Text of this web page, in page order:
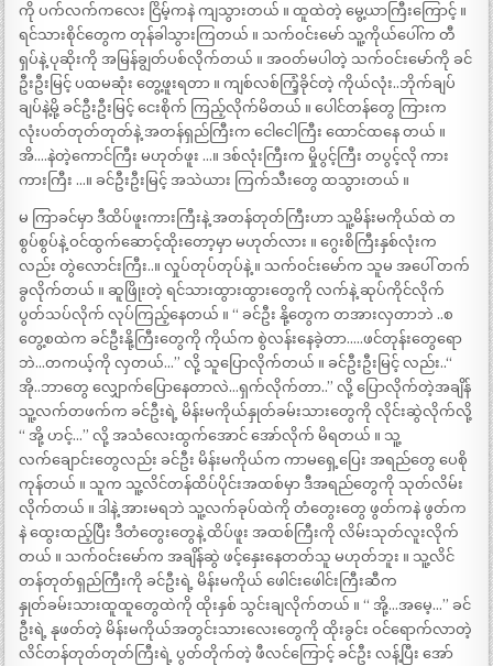
ကို ပက်လက်ကလေး ငြိမ့်ကနဲ ကျသွားတယ် ။ ထူထဲတဲ့ မွေ့ယာကြီးကြောင့် ။
ရင်သားစိုင်တွေက တုန်ခါသွားကြတယ် ။ သက်ဝင်းမော် သူ့ကိုယ်ပေါ်က တီ
ရှပ်နဲ့ ပုဆိုးကို အမြန်ချွတ်ပစ်လိုက်တယ် ။ အဝတ်မပါတဲ့ သက်ဝင်းမော်ကို ခင်
ဦးဦးမြင့် ပထမဆုံး တွေ့ဖူးရတာ ။ ကျစ်လစ်ကြံ့ခိုင်တဲ့ ကိုယ်လုံး..ဘိုက်ချပ်
ချပ်နဲ့မို့ ခင်ဦးဦးမြင့် ငေးစိုက် ကြည့်လိုက်မိတယ် ။ ပေါင်တန်တွေ ကြားက
လုံးပတ်တုတ်တုတ်နဲ့ အတန်ရှည်ကြီးက ငေါငေါကြီး ထောင်ထနေ တယ် ။
အိ….နဲတဲ့ကောင်ကြီး မဟုတ်ဖူး …။ ဒစ်လုံးကြီးက မှိုပွင့်ကြီး တပွင့်လို ကား
ကားကြီး …။ ခင်ဦးဦးမြင့် အသဲယား ကြက်သီးတွေ ထသွားတယ် ။
မ ကြာခင်မှာ ဒီထိပ်ဖူးကားကြီးနဲ့ အတန်တုတ်ကြီးဟာ သူ့မိန်းမကိုယ်ထဲ တ
စွပ်စွပ်နဲ့ ဝင်ထွက်ဆောင့်ထိုးတော့မှာ မဟုတ်လား ။ ဂွေးစိကြီးနှစ်လုံးက
လည်း တွဲလောင်းကြီး..။ လှုပ်တုပ်တုပ်နဲ့ ။ သက်ဝင်းမော်က သူမ အပေါ် တက်
ခွလိုက်တယ် ။ ဆူဖြိုးတဲ့ ရင်သားထွားထွားတွေကို လက်နဲ့ ဆုပ်ကိုင်လိုက်
ပွတ်သပ်လိုက် လုပ်ကြည့်နေတယ် ။ “ ခင်ဦး နို့တွေက တအားလှတာဘဲ ..စ
တွေ့စထဲက ခင်ဦးနို့ကြီးတွေကို ကိုယ်က စွဲလန်းနေခဲ့တာ…..ဖင်တုန်းတွေရော
ဘဲ…တကယ့်ကို လှတယ်…” လို့ သူပြောလိုက်တယ် ။ ခင်ဦးဦးမြင့် လည်း..“
အို..ဘာတွေ လျှောက်ပြောနေတာလဲ…ရှက်လိုက်တာ..” လို့ ပြောလိုက်တဲ့အချိန်
သူ့လက်တဖက်က ခင်ဦးရဲ့ မိန်းမကိုယ်နှုတ်ခမ်းသားတွေကို လိုင်းဆွဲလိုက်လို့
“ အို့ ဟင့်…” လို့ အသံလေးထွက်အောင် အော်လိုက် မိရတယ် ။ သူ့
လက်ချောင်းတွေလည်း ခင်ဦး မိန်းမကိုယ်က ကာမရှေ့ပြေး အရည်တွေ ပေစို
ကုန်တယ် ။ သူက သူ့လိင်တန်ထိပ်ပိုင်းအထစ်မှာ ဒီအရည်တွေကို သုတ်လိမ်း
လိုက်တယ် ။ ဒါနဲ့ အားမရဘဲ သူ့လက်ခုပ်ထဲကို တံတွေးတွေ ဖွတ်ကနဲ ဖွတ်က
နဲ ထွေးထည့်ပြီး ဒီတံတွေးတွေနဲ့ ထိပ်ဖူး အထစ်ကြီးကို လိမ်းသုတ်လူးလိုက်
တယ် ။ သက်ဝင်းမော်က အချိန်ဆွဲ ဖင့်နှေးနေတတ်သူ မဟုတ်ဘူး ။ သူ့လိင်
တန်တုတ်ရှည်ကြီးကို ခင်ဦးရဲ့ မိန်းမကိုယ် ဖေါင်းဖေါင်းကြီးဆီက
နှုတ်ခမ်းသားထူထူတွေထဲကို ထိုးနှစ် သွင်းချလိုက်တယ် ။ “ အို့…အမေ့…” ခင်
ဦးရဲ့ နုဖတ်တဲ့ မိန်းမကိုယ်အတွင်းသားလေးတွေကို ထိုးခွင်း ဝင်ရောက်လာတဲ့
လိင်တန်တုတ်တုတ်ကြီးရဲ့ ပွတ်တိုက်တဲ့ ဖီလင်ကြောင့် ခင်ဦး လန့်ပြီး အော်